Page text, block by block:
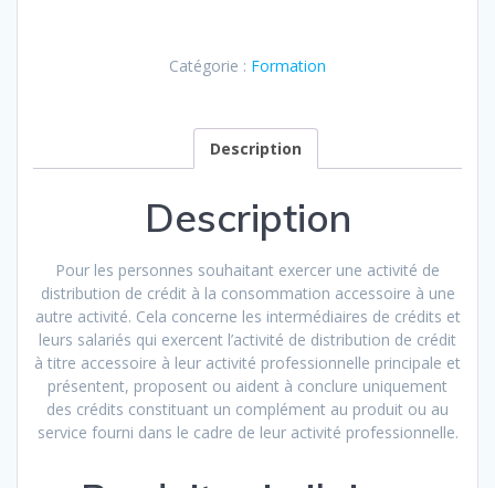
Catégorie : Formation
Description
Description
Pour les personnes souhaitant exercer une activité de
distribution de crédit à la consommation accessoire à une
autre activité. Cela concerne les intermédiaires de crédits et
leurs salariés qui exercent l’activité de distribution de crédit
à titre accessoire à leur activité professionnelle principale et
présentent, proposent ou aident à conclure uniquement
des crédits constituant un complément au produit ou au
service fourni dans le cadre de leur activité professionnelle.